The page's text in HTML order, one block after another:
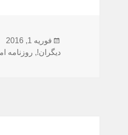
ارسال
شده
فوریه 1, 2016
دیگران!, روزنامه